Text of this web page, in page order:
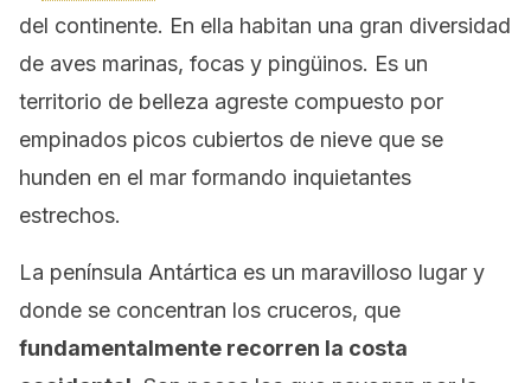
del continente. En ella habitan una gran diversidad
de aves marinas, focas y pingüinos. Es un
territorio de belleza agreste compuesto por
empinados picos cubiertos de nieve que se
hunden en el mar formando inquietantes
estrechos.
La península Antártica es un maravilloso lugar y
donde se concentran los cruceros, que
fundamentalmente recorren la costa